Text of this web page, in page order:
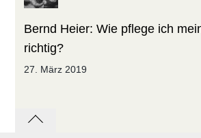
Bernd Heier: Wie pflege ich
richtig?
27. März 2019
Back